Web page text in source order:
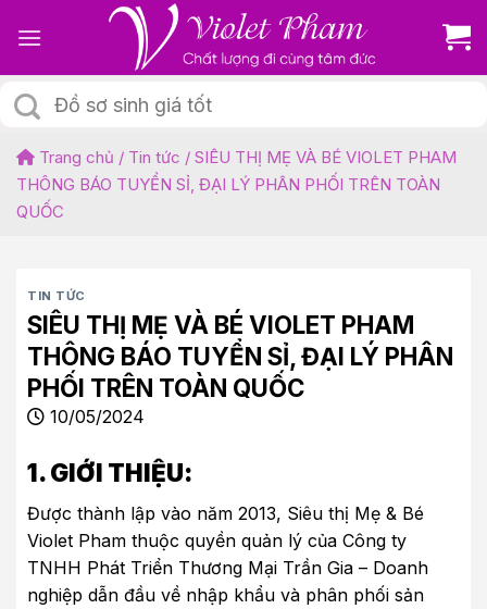
Tìm
kiếm:
Trang chủ / Tin tức / SIÊU THỊ MẸ VÀ BÉ VIOLET PHAM
THÔNG BÁO TUYỂN SỈ, ĐẠI LÝ PHÂN PHỐI TRÊN TOÀN
QUỐC
TIN TỨC
SIÊU THỊ MẸ VÀ BÉ VIOLET PHAM
THÔNG BÁO TUYỂN SỈ, ĐẠI LÝ PHÂN
PHỐI TRÊN TOÀN QUỐC
10/05/2024
1. GIỚI THIỆU:
Được thành lập vào năm 2013, Siêu thị Mẹ & Bé
Violet Pham thuộc quyền quản lý của Công ty
TNHH Phát Triển Thương Mại Trần Gia – Doanh
nghiệp dẫn đầu về nhập khẩu và phân phối sản